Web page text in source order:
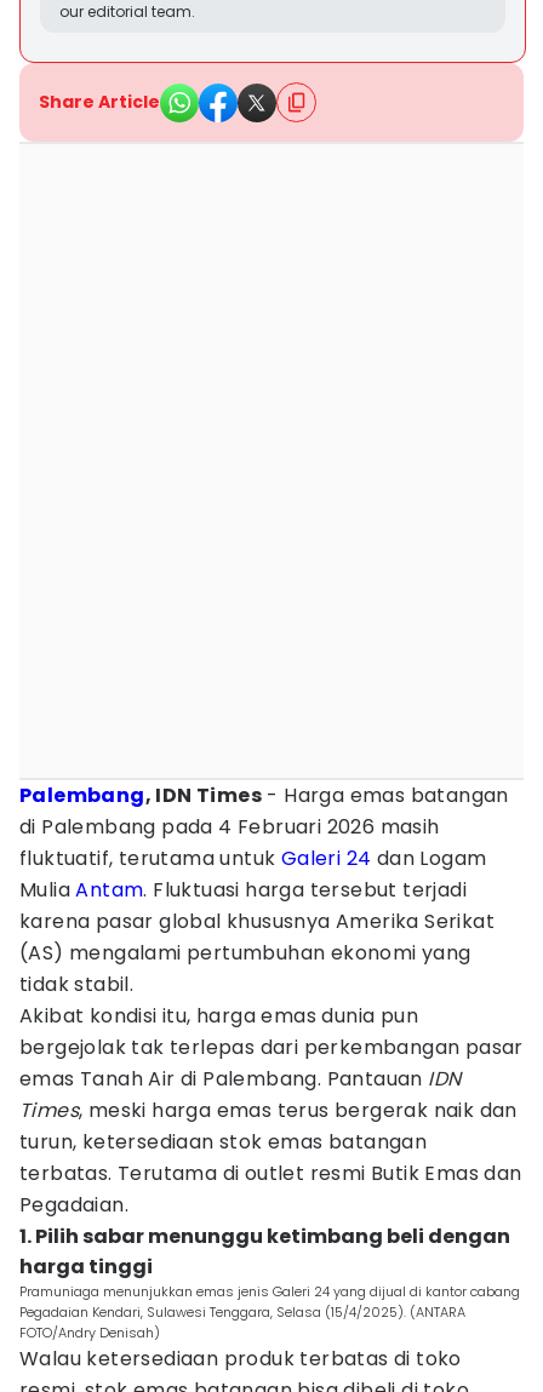
our editorial team.
Share Article
Palembang, IDN Times - Harga emas batangan
di Palembang pada 4 Februari 2026 masih
fluktuatif, terutama untuk Galeri 24 dan Logam
MuliaAntam. Fluktuasi harga tersebut terjadi
karena pasar global khususnya Amerika Serikat
(AS) mengalami pertumbuhan ekonomi yang
tidak stabil.
Akibat kondisi itu, harga emas dunia pun
bergejolak tak terlepas dari perkembangan pasar
emas Tanah Air di Palembang. Pantauan IDN
Times, meski harga emas terus bergerak naik dan
turun, ketersediaan stok emas batangan
terbatas. Terutama di outlet resmi Butik Emas dan
Pegadaian.
1. Pilih sabar menunggu ketimbang beli dengan
harga tinggi
Pramuniaga menunjukkan emas jenis Galeri 24 yang dijual di kantor cabang
Pegadaian Kendari, Sulawesi Tenggara, Selasa (15/4/2025). (ANTARA
FOTO/Andry Denisah)
Walau ketersediaan produk terbatas di toko